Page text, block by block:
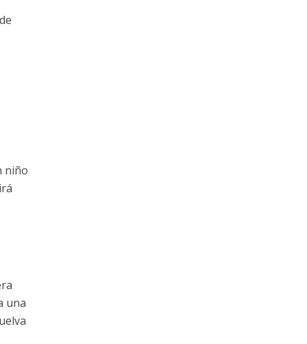
niño
una